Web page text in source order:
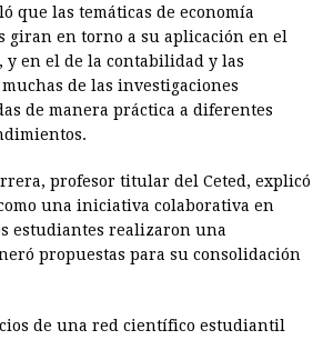
que las temáticas de economía
giran en torno a su aplicación en el
y en el de la contabilidad y las
de las investigaciones
de manera práctica a diferentes
profesor titular del Ceted, explicó
una iniciativa colaborativa en
estudiantes realizaron una
propuestas para su consolidación
de una red científico estudiantil